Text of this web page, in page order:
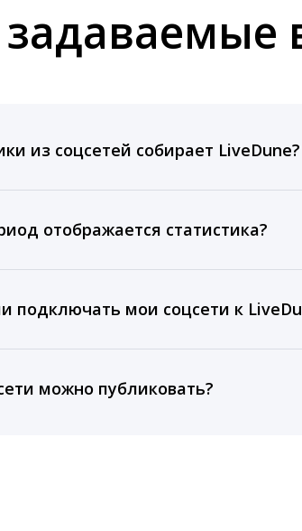
задаваемые
из соцсетей собирает LiveDune?
показываем лучшие посты и
отображается статистика?
Блогер. При оплате тарифа
подключать мои соцсети к
лицам.
можно публиковать?